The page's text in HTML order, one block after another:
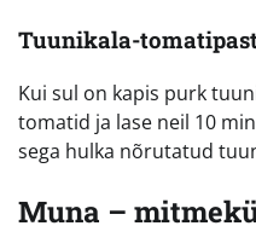
Tuunikala-
Kui sul on kapis purk
tomatid ja lase neil 10
sega hulka nõrutatud
Muna –